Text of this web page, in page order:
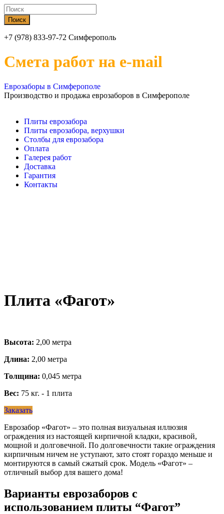
+7 (978) 833-97-72 Симферополь
Смета работ на e-mail
Еврозаборы в Симферополе
Производство и продажа еврозаборов в Симферополе
Плиты еврозабора
Плиты еврозабора, верхушки
Столбы для еврозабора
Оплата
Галерея работ
Доставка
Гарантия
Контакты
Плита «Фагот»
Высота: 2,00 метра
Длина: 2,00 метра
Толщина: 0,045 метра
Вес: 75 кг. - 1 плита
Заказать
Еврозабор «Фагот» – это полная визуальная иллюзия
ограждения из настоящей кирпичной кладки, красивой,
мощной и долговечной. По долговечности такие ограждения
кирпичным ничем не уступают, зато стоят гораздо меньше и
монтируются в самый сжатый срок. Модель «Фагот» –
отличный выбор для вашего дома!
Варианты еврозаборов с
использованием плиты “Фагот”